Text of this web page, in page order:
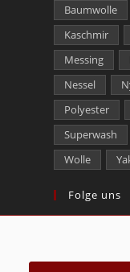
Baumwolle
Kaschmir
Messing
Nessel
Polyester
Superwash
Wolle
Folge uns